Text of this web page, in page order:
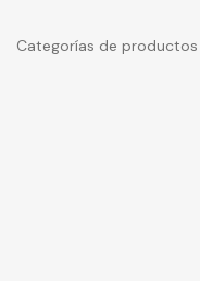
Categorías de productos